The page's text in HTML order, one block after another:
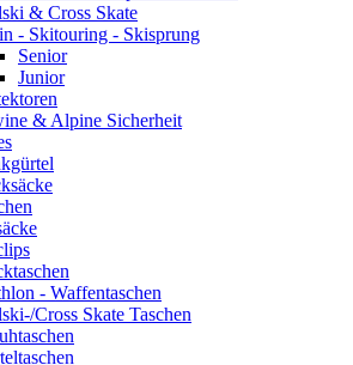
& Cross Skate
- Skitouring - Skisprung
Senior
Junior
& Alpine Sicherheit
- Waffentaschen
Cross Skate Taschen